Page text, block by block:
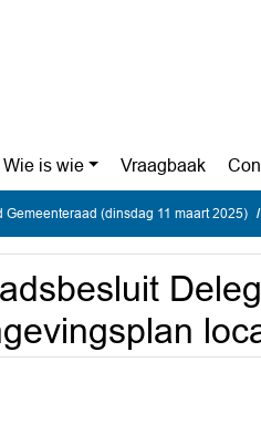
Wie is wie Vraagbaak
Gemeenteraad (dinsdag 11 maart 2025)